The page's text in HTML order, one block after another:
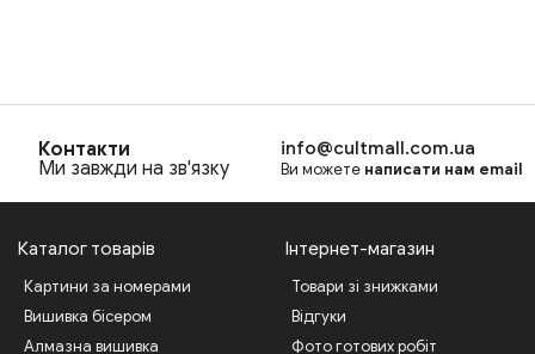
Контакти
Ми завжди на зв'язку
info@cultmall.com.ua
Ви можете написати нам email
Каталог товарів
Картини за номерами
Вишивка бісером
Алмазна вишивка
Інтернет-магазин
Товари зі знижками
Відгуки
Фото готових робіт